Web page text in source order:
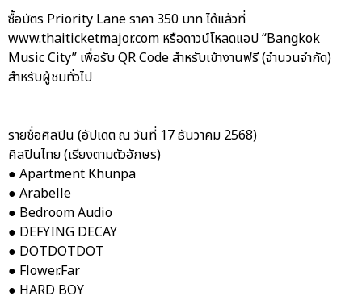
ซื้อบัตร Priority Lane ราคา 350 บาท ได้แล้วที่
www.thaiticketmajor.com หรือดาวน์โหลดแอป “Bangkok
Music City” เพื่อรับ QR Code สำหรับเข้างานฟรี (จำนวนจำกัด)
สำหรับผู้ชมทั่วไป
รายชื่อศิลปิน (อัปเดต ณ วันที่ 17 ธันวาคม 2568)
ศิลปินไทย (เรียงตามตัวอักษร)
● Apartment Khunpa
● Arabelle
● Bedroom Audio
● DEFYING DECAY
● DOTDOTDOT
● Flower.Far
● HARD BOY